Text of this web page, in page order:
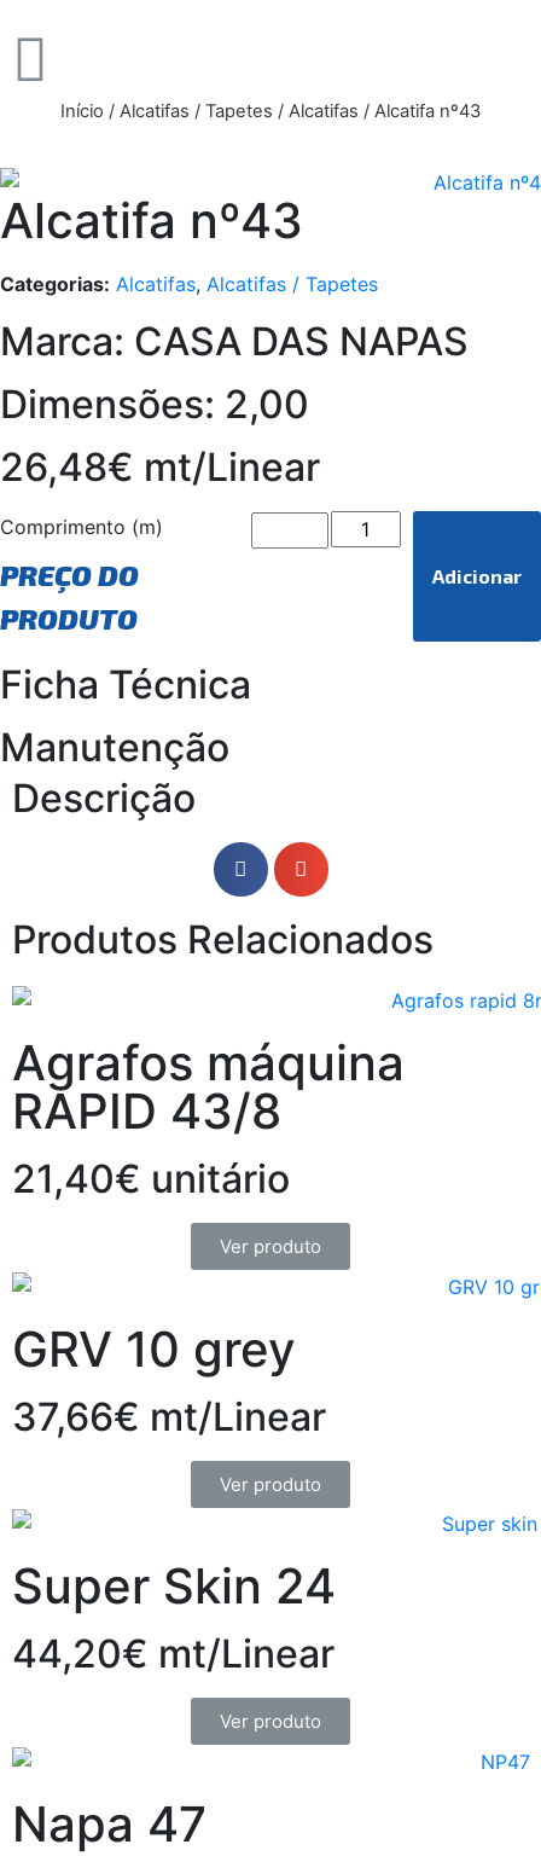
Início / Alcatifas / Tapetes / Alcatifas / Alcatifa nº43
Alcatifa nº43
Categorias: Alcatifas, Alcatifas / Tapetes
Marca: CASA DAS NAPAS
Dimensões: 2,00
26,48€ mt/Linear
Comprimento (m)
PREÇO DO
PRODUTO
Adicionar
Ficha Técnica
Manutenção
Descrição
Produtos Relacionados
Agrafos máquina
RAPID 43/8
21,40€ unitário
Ver produto
GRV 10 grey
37,66€ mt/Linear
Ver produto
Super Skin 24
44,20€ mt/Linear
Ver produto
Napa 47